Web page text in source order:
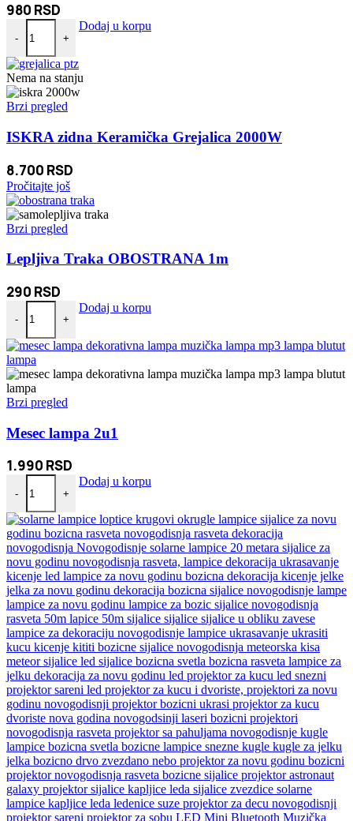
980 RSD
-
Električna pepeljara sa filterom i osveživačem količina
+
Dodaj u korpu
Nema na stanju
Brzi pregled
ISKRA zidna Keramička Grejalica 2000W
8.700 RSD
Pročitajte još
Brzi pregled
Lepljiva Traka OBOSTRANA 1m
290 RSD
-
Lepljiva Traka OBOSTRANA 1m količina
+
Dodaj u korpu
Brzi pregled
Mesec lampa 2u1
1.990 RSD
-
Mesec lampa 2u1 količina
+
Dodaj u korpu